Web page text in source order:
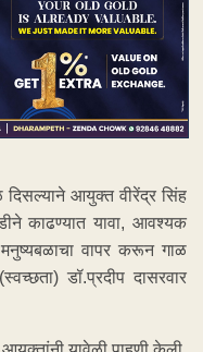
दिसल्याने आयुक्त वीरेंद्र सिंह
काढण्यात यावा, आवश्यक
वापर करून गाळ
डॉ.प्रदीप दासरवार